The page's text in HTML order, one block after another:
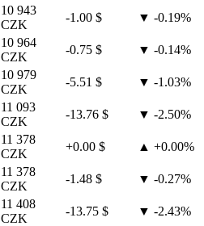
10 943
CZK
-1.00 $
▼ -0.19%
10 964
CZK
-0.75 $
▼ -0.14%
10 979
CZK
-5.51 $
▼ -1.03%
11 093
CZK
-13.76 $
▼ -2.50%
11 378
CZK
+0.00 $
▲ +0.00%
11 378
CZK
-1.48 $
▼ -0.27%
11 408
CZK
-13.75 $
▼ -2.43%